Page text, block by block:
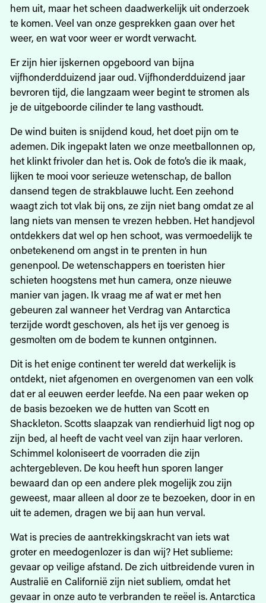
hem uit, maar het scheen daadwerkelijk uit onderzoek
te komen. Veel van onze gesprekken gaan over het
weer, en wat voor weer er wordt verwacht.
Er zijn hier ijskernen opgeboord van bijna
vijfhonderdduizend jaar oud. Vijfhonderdduizend jaar
bevroren tijd, die langzaam weer begint te stromen als
je de ­uitgeboorde cilinder te lang vasthoudt.
De wind buiten is snijdend koud, het doet pijn om te
ademen. Dik ingepakt laten we onze meetballonnen op,
het klinkt frivoler dan het is. Ook de foto’s die ik maak,
lijken te mooi voor serieuze wetenschap, de ballon
dansend tegen de strakblauwe lucht. Een zeehond
waagt zich tot vlak bij ons, ze zijn niet bang omdat ze al
lang niets van mensen te vrezen hebben. Het handjevol
ontdekkers dat wel op hen schoot, was vermoedelijk te
onbetekenend om angst in te prenten in hun
genenpool. De wetenschappers en toeristen hier
schieten hoogstens met hun camera, onze nieuwe
manier van jagen. Ik vraag me af wat er met hen
gebeuren zal wanneer het Verdrag van Antarctica
terzijde wordt geschoven, als het ijs ver genoeg is
gesmolten om de bodem te kunnen ontginnen.
Dit is het enige continent ter wereld dat werkelijk is
ontdekt, niet afgenomen en overgenomen van een volk
dat er al eeuwen eerder leefde. Na een paar weken op
de basis bezoeken we de hutten van Scott en
Shackleton. Scotts slaapzak van rendierhuid ligt nog op
zijn bed, al heeft de vacht veel van zijn haar verloren.
Schimmel koloniseert de voorraden die zijn
achtergebleven. De kou heeft hun sporen langer
bewaard dan op een andere plek mogelijk zou zijn
geweest, maar alleen al door ze te bezoeken, door in en
uit te ademen, dragen we bij aan hun verval.
Wat is precies de aantrekkingskracht van iets wat
groter en meedogenlozer is dan wij? Het sublieme:
gevaar op veilige afstand. De zich uitbreidende vuren in
Australië en Californië zijn niet subliem, omdat het
gevaar in onze auto te verbranden te reëel is. Antarctica